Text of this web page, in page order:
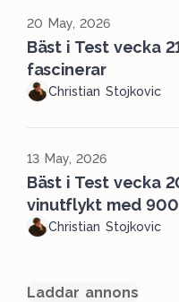
20 May, 2026
Bäst i Test vecka
fascinerar
Christian Stojkovic
13 May, 2026
Bäst i Test vecka
vinutflykt med
Christian Stojkovic
Laddar annons